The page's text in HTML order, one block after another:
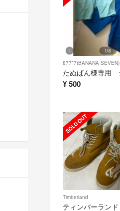
877*7(BANANA SEVEN)
¥500
Timberland